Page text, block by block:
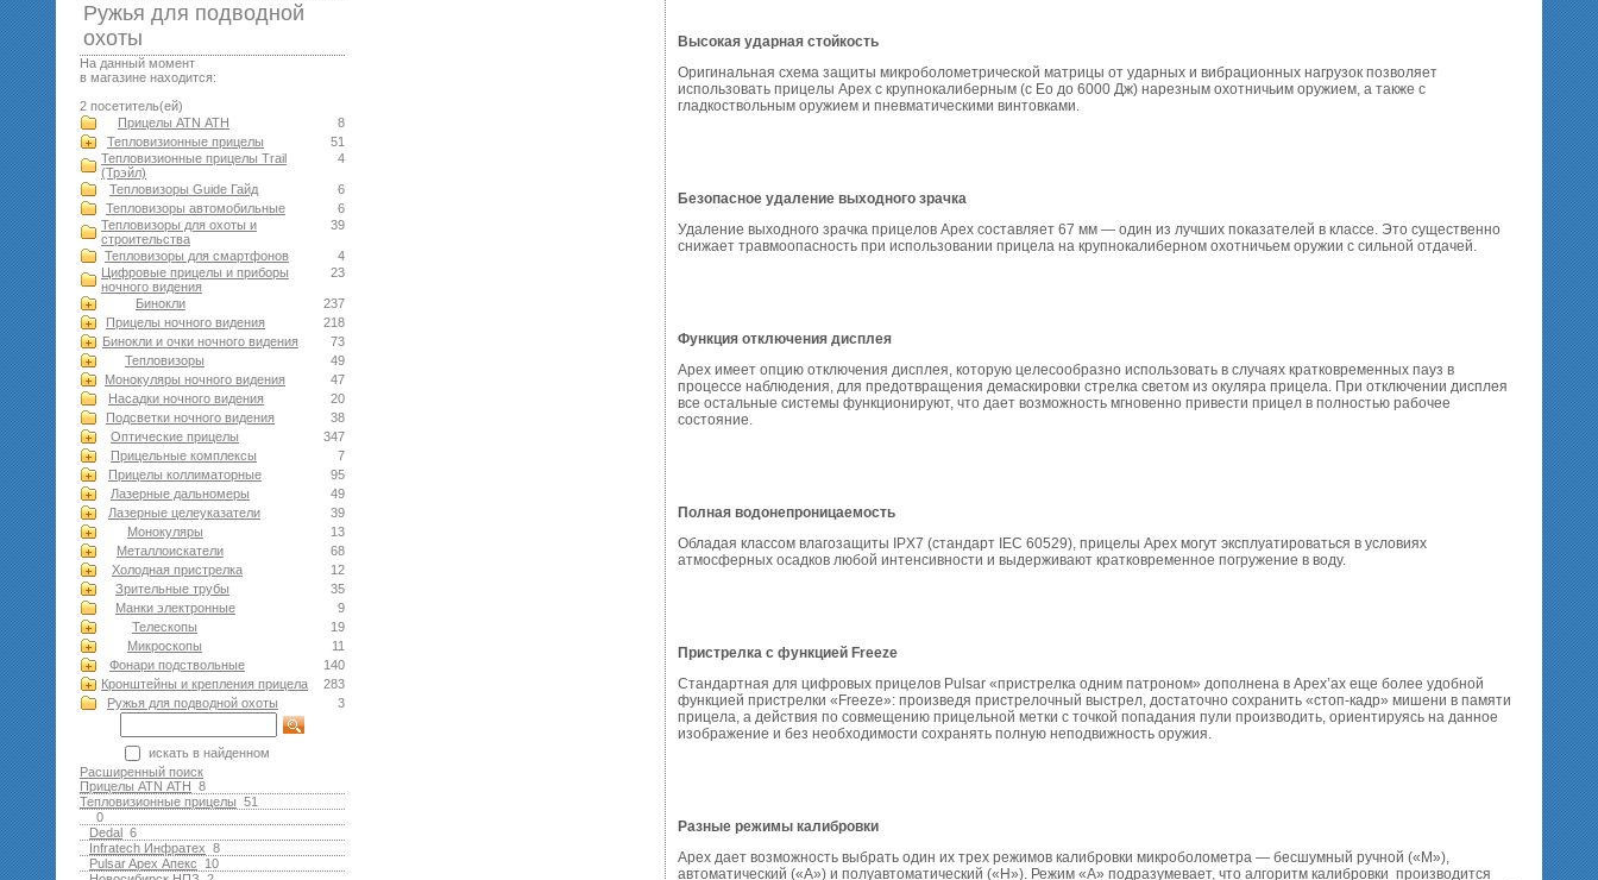
Ружья для подводной
оxоты
На данный момент
в магазине находится:
2 посетитель(ей)
8
Прицелы ATN АТН
51
Тепловизионные прицелы
4
Тепловизионные прицелы Trail
(Трэйл)
6
Тепловизоры Guide Гайд
6
Тепловизоры автомобильные
39
Тепловизоры для охоты и
строительства
4
Тепловизоры для смартфонов
23
Цифровые прицелы и приборы
ночного видения
237
Бинокли
218
Прицелы ночного видения
73
Бинокли и очки ночного видения
49
Тепловизоры
47
Монокуляры ночного видения
20
Насадки ночного видения
38
Подсветки ночного видения
347
Оптические прицелы
7
Прицельные комплексы
95
Прицелы коллиматорные
49
Лазерные дальномеры
39
Лазерные целеуказатели
13
Монокуляры
68
Металлоискатели
12
Холодная пристрелка
35
Зрительные трубы
9
Манки электронные
19
Телескопы
11
Микроскопы
140
Фонари подствольные
283
Кронштейны и крепления прицела
3
Ружья для подводной оxоты
искать в найденном
Расширенный поиск
8
Прицелы ATN АТН
51
Тепловизионные прицелы
0
6
Dedal
8
Infratech Инфратех
10
Pulsar Apex Апекс
Высокая ударная стойкость
Оригинальная схема защиты микроболометрической матрицы от ударных и вибрационных нагрузок позволяет
использовать прицелы Apex с крупнокалиберным (с Eo до 6000 Дж) нарезным охотничьим оружием, а также с
гладкоствольным оружием и пневматическими винтовками.
Безопасное удаление выходного зрачка
Удаление выходного зрачка прицелов Apex составляет 67 мм — один из лучших показателей в классе. Это существенно
снижает травмоопасность при использовании прицела на крупнокалиберном охотничьем оружии с сильной отдачей.
Функция отключения дисплея
Apex имеет опцию отключения дисплея, которую целесообразно использовать в случаях кратковременных пауз в
процессе наблюдения, для предотвращения демаскировки стрелка светом из окуляра прицела. При отключении дисплея
все остальные системы функционируют, что дает возможность мгновенно привести прицел в полностью рабочее
состояние.
Полная водонепроницаемость
Обладая классом влагозащиты IPX7 (стандарт IEC 60529), прицелы Apex могут эксплуатироваться в условиях
атмосферных осадков любой интенсивности и выдерживают кратковременное погружение в воду.
Пристрелка с функцией Freeze
Стандартная для цифровых прицелов Pulsar «пристрелка одним патроном» дополнена в Apex’ах еще более удобной
функцией пристрелки «Freeze»: произведя пристрелочный выстрел, достаточно сохранить «стоп-кадр» мишени в памяти
прицела, а действия по совмещению прицельной метки с точкой попадания пули производить, ориентируясь на данное
изображение и без необходимости сохранять полную неподвижность оружия.
Разные режимы калибровки
Apex дает возможность выбрать один их трех режимов калибровки микроболометра — бесшумный ручной («М»),
автоматический («А») и полуавтоматический («H»). Режим «А» подразумевает, что алгоритм калибровки производится